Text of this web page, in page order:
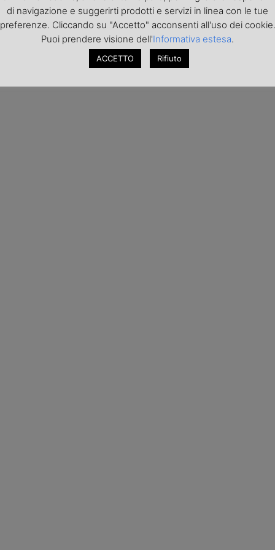
di navigazione e suggerirti prodotti e servizi in linea con le tue
preferenze. Cliccando su "Accetto" acconsenti all'uso dei cookie.
Puoi prendere visione dell'Informativa estesa.
ACCETTO Rifiuto